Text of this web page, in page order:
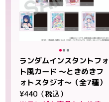
ランダムインスタントフォ
ト風カード ～ときめきフ
ォトスタジオ～（全7種）
¥440（税込）